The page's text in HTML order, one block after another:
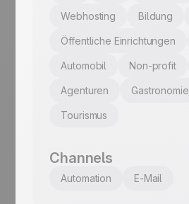
Webhosting Bildung
Öffentliche Einrichtungen
Automobil Non-profit
Agenturen Gastronomie
Tourismus
Channels
Automation E-Mail